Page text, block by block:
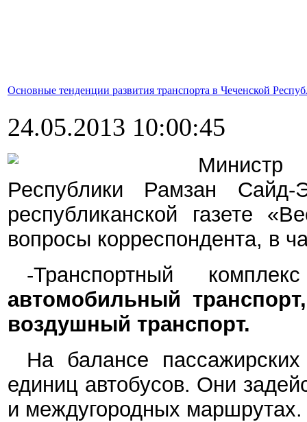
Основные тенденции развития транспорта в Чеченской
24.05.2013 10:00:45
Министр
Республики Рамзан
республиканской газете
вопросы корреспондента, в
-Транспортный
автомобильный
воздушный транспорт.
На балансе
единиц автобусов. Они
и междугородных маршрутах.